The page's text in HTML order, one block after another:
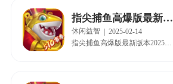
指尖捕鱼高爆版最新版本2025
休闲益智
2025-02-14
指尖捕鱼高爆版最新版本2025是一款充满乐趣与挑战的休闲捕鱼类手游。游戏完美复刻了经典街机捕鱼的玩法，同时融入了多样化的捕鱼模式和新颖的游戏元素，让玩家在指尖就能体验到捕鱼的无限乐趣。快来18183下载~